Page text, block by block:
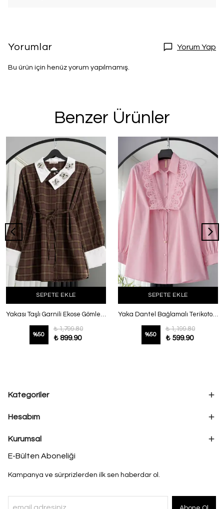
Yorumlar Yorum Yap
Bu ürün için henüz yorum yapılmamış.
Benzer Ürünler
SEPETE EKLE
Yakası Taşlı Garnili Ekose Gömlek Kahve
%50
₺ 1,799.80
₺ 899.90
SEPETE EKLE
Yaka Dantel Bağlamalı Terikoton Gömlek Pembe
%50
₺ 1,199.80
₺ 599.90
Kategoriler
Hesabım
Kurumsal
E-Bülten Aboneliği
Kampanya ve sürprizlerden ilk sen haberdar ol.